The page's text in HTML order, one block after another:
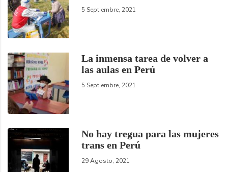
5 Septiembre, 2021
La inmensa tarea de volver a
las aulas en Perú
5 Septiembre, 2021
No hay tregua para las mujeres
trans en Perú
29 Agosto, 2021